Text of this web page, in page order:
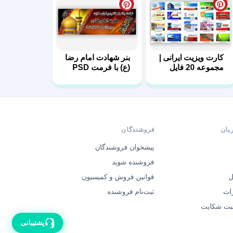
کارت ویزیت ایرانی |
مجموعه 20 فایل
بنر شهادت امام رضا
(ع) با فرمت PSD
شکایت
فروشندگان
پیشخوان فروشندگان
فروشنده شوید
قوانین فروش و کمیسیون
ثبت‌نام فروشنده
پشتیبانی